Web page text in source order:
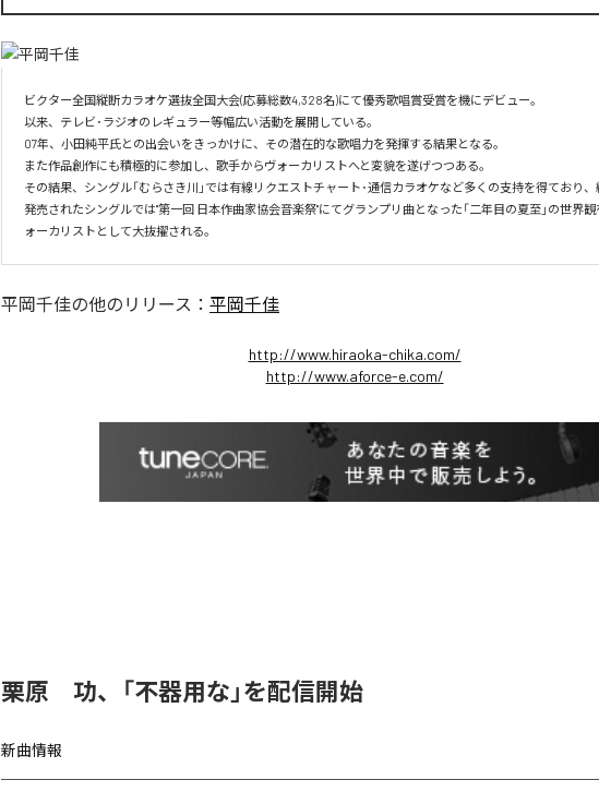
ビクター全国縦断カラオケ選抜全国大会(応募総数4,328名)にて優秀歌唱賞受賞を機にデビュー。
以来、テレビ･ラジオのレギュラー等幅広い活動を展開している。
07年、小田純平氏との出会いをきっかけに、その潜在的な歌唱力を発揮する結果となる。
また作品創作にも積極的に参加し、歌手からヴォーカリストへと変貌を遂げつつある。
その結果、シングル「むらさき川」では有線リクエストチャート･通信カラオケなど多くの支持を得ており
発売されたシングルでは"第一回 日本作曲家協会音楽祭"にてグランプリ曲となった「二年目の夏至」の世界
ォーカリストとして大抜擢される。
平岡千佳の他のリリース： 平岡千佳
http://www.hiraoka-chika.com/
http://www.aforce-e.com/
栗原 功、「不器用な」を配信開始
新曲情報